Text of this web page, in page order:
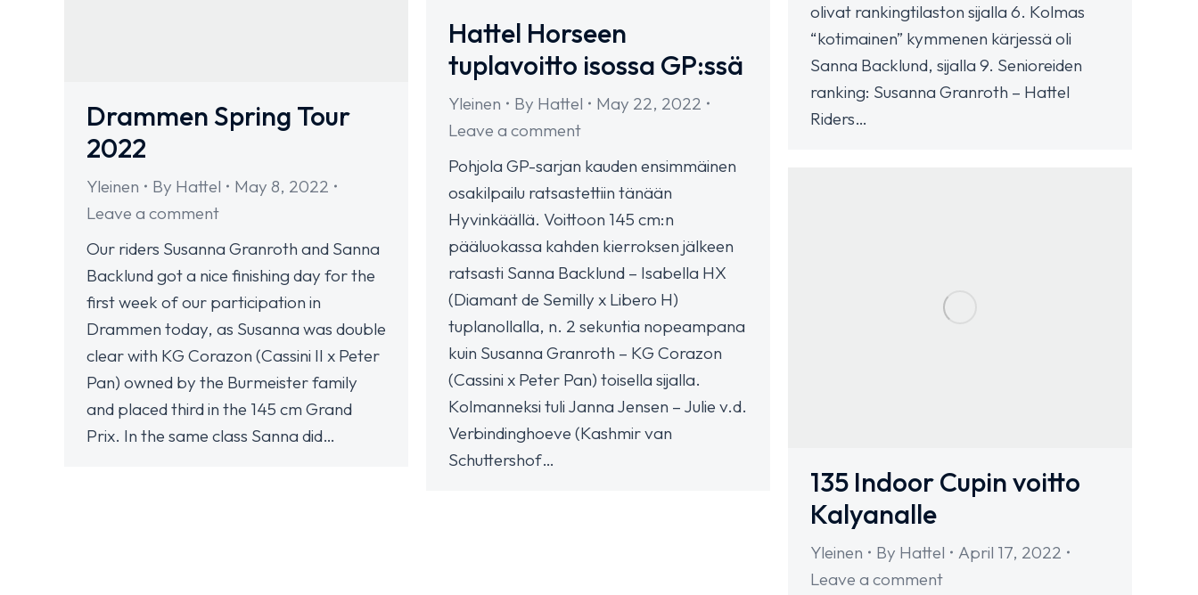
olivat rankingtilaston sijalla 6. Kolmas
“kotimainen” kymmenen kärjessä oli
Sanna Backlund, sijalla 9. Senioreiden
ranking: Susanna Granroth – Hattel
Riders…
Hattel Horseen
tuplavoitto isossa GP:ssä
Yleinen By Hattel
May 22, 2022
Leave a comment
Pohjola GP-sarjan kauden ensimmäinen
osakilpailu ratsastettiin tänään
Hyvinkäällä. Voittoon 145 cm:n
pääluokassa kahden kierroksen jälkeen
ratsasti Sanna Backlund – Isabella HX
(Diamant de Semilly x Libero H)
tuplanollalla, n. 2 sekuntia nopeampana
kuin Susanna Granroth – KG Corazon
(Cassini x Peter Pan) toisella sijalla.
Kolmanneksi tuli Janna Jensen – Julie v.d.
Verbindinghoeve (Kashmir van
Schuttershof…
Drammen Spring Tour
2022
Yleinen By Hattel
May 8, 2022
Leave a comment
Our riders Susanna Granroth and Sanna
Backlund got a nice finishing day for the
first week of our participation in
Drammen today, as Susanna was double
clear with KG Corazon (Cassini II x Peter
Pan) owned by the Burmeister family
and placed third in the 145 cm Grand
Prix. In the same class Sanna did…
135 Indoor Cupin voitto
Kalyanalle
Yleinen By Hattel
April 17, 2022
Leave a comment